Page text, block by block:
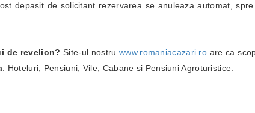
depasit de solicitant rezervarea se anuleaza automat,
de revelion?Site-ul nostruwww.romaniacazari.ro are ca
: Hoteluri, Pensiuni, Vile, Cabane si Pensiuni Agroturistice.